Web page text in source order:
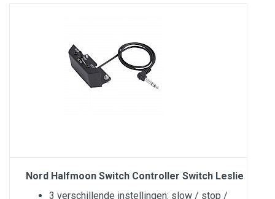
Nord Halfmoon Switch Controller Switch Leslie
3 verschillende instellingen: slow / stop /